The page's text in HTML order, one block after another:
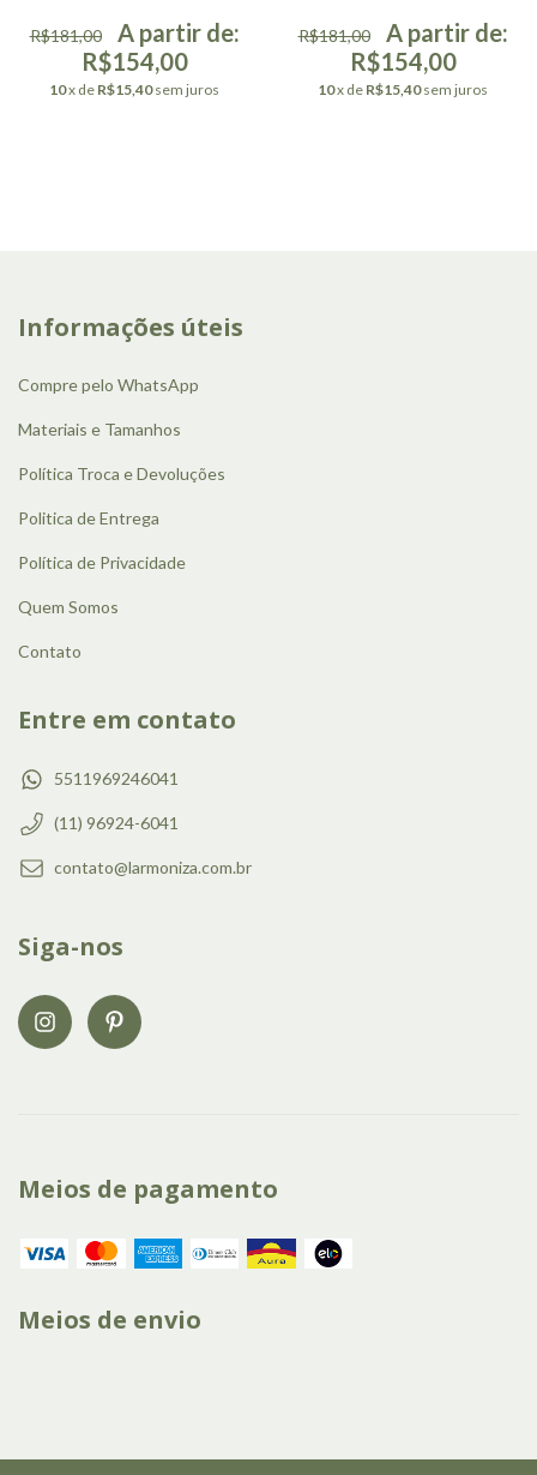
R$181,00
R$154,00
10x de R$15,40 sem juros
R$181,00
R$154,00
10x de R$15,40 sem juros
Informações úteis
Compre pelo WhatsApp
Materiais e Tamanhos
Política Troca e Devoluções
Politica de Entrega
Política de Privacidade
Quem Somos
Contato
Entre em contato
5511969246041
(11) 96924-6041
contato@larmoniza.com.br
Siga-nos
Meios de pagamento
Meios de envio